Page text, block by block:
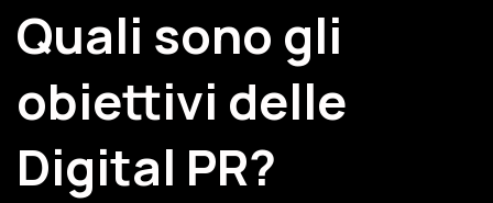
Quali sono gli
obiettivi delle
Digital PR?